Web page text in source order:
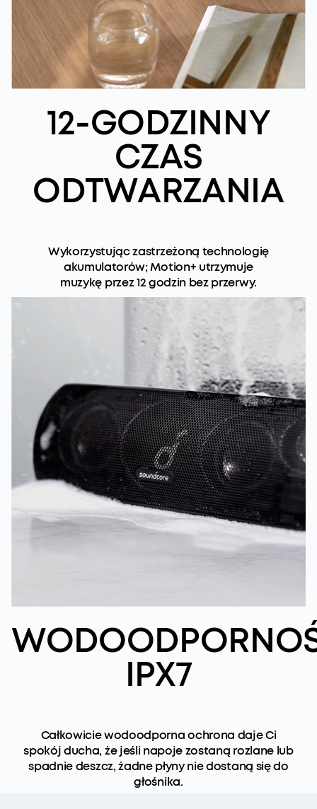
12-GODZINNY
CZAS
ODTWARZANIA
Wykorzystując zastrzeżoną technologię
akumulatorów; Motion+ utrzymuje
muzykę przez 12 godzin bez przerwy.
IPX7
Całkowicie wodoodporna ochrona daje Ci
spokój ducha, że ​​jeśli napoje zostaną rozlane lub
spadnie deszcz, żadne płyny nie dostaną się do
głośnika.